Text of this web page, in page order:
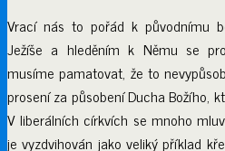
Vrací nás to pořád k původnímu
Ježíše a hleděním k Němu se
musíme pamatovat, že to
prosení za působení Ducha Božího,
V liberálních církvích se mnoho
je vyzdvihován jako veliký příklad